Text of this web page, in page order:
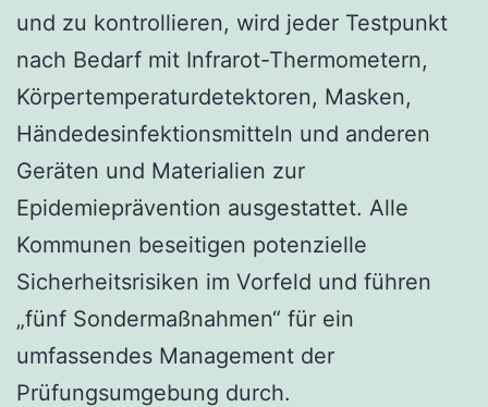
und zu kontrollieren, wird jeder Testpunkt
nach Bedarf mit Infrarot-Thermometern,
Körpertemperaturdetektoren, Masken,
Händedesinfektionsmitteln und anderen
Geräten und Materialien zur
Epidemieprävention ausgestattet. Alle
Kommunen beseitigen potenzielle
Sicherheitsrisiken im Vorfeld und führen
„fünf Sondermaßnahmen“ für ein
umfassendes Management der
Prüfungsumgebung durch.